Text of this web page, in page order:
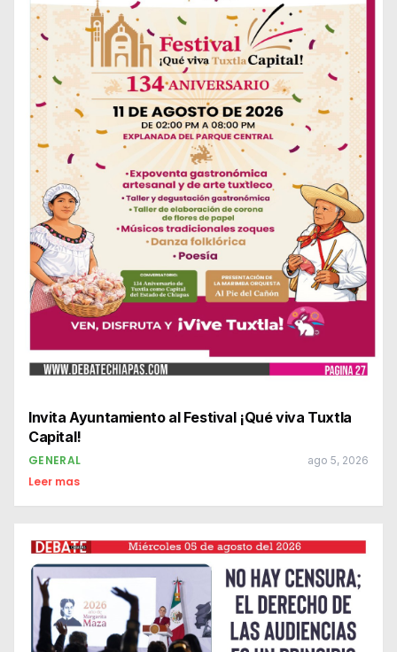
Invita Ayuntamiento al Festival ¡Qué viva Tuxtla
Capital!
GENERAL ago 5, 2026
Leer mas